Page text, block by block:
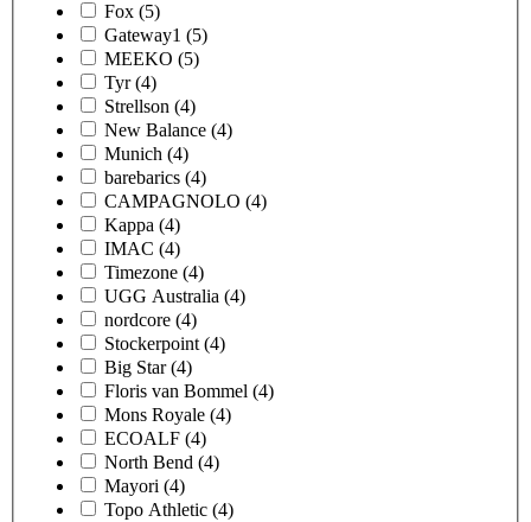
Fox (5)
Gateway1 (5)
MEEKO (5)
Tyr (4)
Strellson (4)
New Balance (4)
Munich (4)
barebarics (4)
CAMPAGNOLO (4)
Kappa (4)
IMAC (4)
Timezone (4)
UGG Australia (4)
nordcore (4)
Stockerpoint (4)
Big Star (4)
Floris van Bommel (4)
Mons Royale (4)
ECOALF (4)
North Bend (4)
Mayori (4)
Topo Athletic (4)